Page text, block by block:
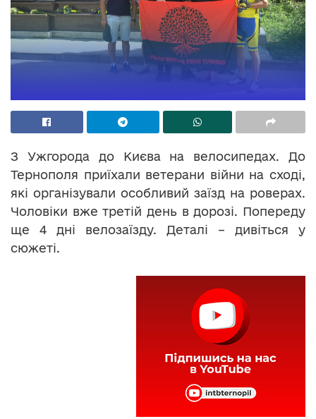
З Ужгорода до Києва на велосипедах. До
Тернополя приїхали ветерани війни на сході,
які організували особливий заїзд на роверах.
Чоловіки вже третій день в дорозі. Попереду
ще 4 дні велозаїзду. Деталі – дивіться у
сюжеті.